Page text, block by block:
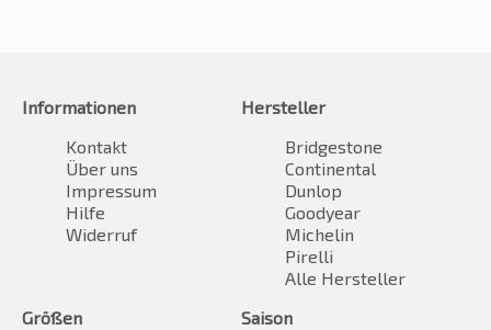
Informationen
Kontakt
Über uns
Impressum
Hilfe
Widerruf
Hersteller
Bridgestone
Continental
Dunlop
Goodyear
Michelin
Pirelli
Alle Hersteller
Größen
Saison